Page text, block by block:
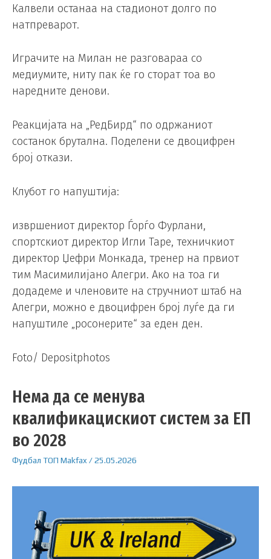
Калвели останаа на стадионот долго по
натпреварот.
Играчите на Милан не разговараа со
медиумите, ниту пак ќе го сторат тоа во
наредните денови.
Реакцијата на „РедБирд“ по одржаниот
состанок брутална. Поделени се двоцифрен
број откази.
Клубот го напуштија:
извршениот директор Ѓорѓо Фурлани,
спортскиот директор Игли Таре, техничкиот
директор Џефри Монкада, тренер на првиот
тим Масимилијано Алегри. Ако на тоа ги
додадеме и членовите на стручниот штаб на
Алегри, можно е двоцифрен број луѓе да ги
напуштиле „росонерите“ за еден ден.
Foto/ Depositphotos
Нема да се менува
квалификацискиот систем за ЕП
во 2028
Фудбал ТОП Makfax/25.05.2026